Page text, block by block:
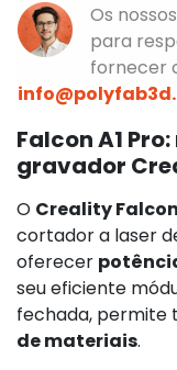
Os
para
fornecer
Falcon A1
gravador
O Creality Falcon
cortador a laser
oferecer
seu eficiente
fechada, permite
de materiais.